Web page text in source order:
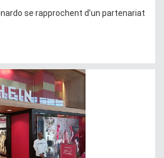
se rapprochent d’un partenariat